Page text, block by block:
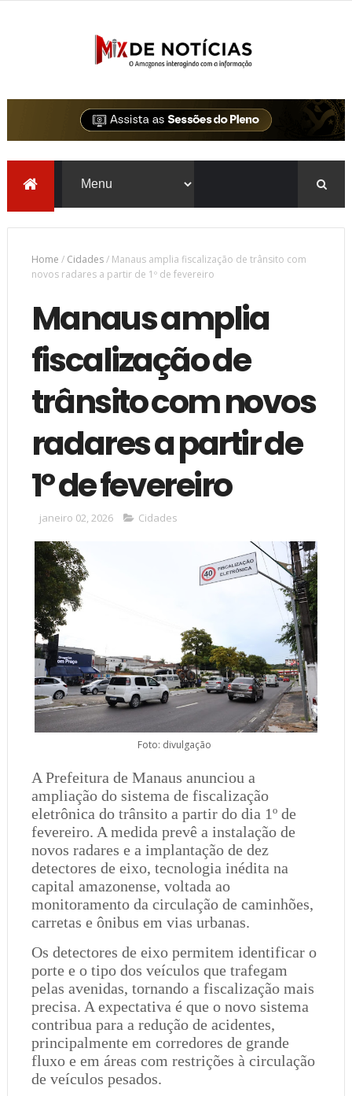
Home / Cidades/ Manaus amplia fiscalização de trânsito com
novos radares a partir de 1º de fevereiro
Manaus amplia
fiscalização de
trânsito com novos
radares a partir de
1º de fevereiro
janeiro 02, 2026 Cidades
Foto: divulgação
A Prefeitura de Manaus anunciou a
ampliação do sistema de fiscalização
eletrônica do trânsito a partir do dia 1º de
fevereiro. A medida prevê a instalação de
novos radares e a implantação de dez
detectores de eixo, tecnologia inédita na
capital amazonense, voltada ao
monitoramento da circulação de caminhões,
carretas e ônibus em vias urbanas.
Os detectores de eixo permitem identificar o
porte e o tipo dos veículos que trafegam
pelas avenidas, tornando a fiscalização mais
precisa. A expectativa é que o novo sistema
contribua para a redução de acidentes,
principalmente em corredores de grande
fluxo e em áreas com restrições à circulação
de veículos pesados.